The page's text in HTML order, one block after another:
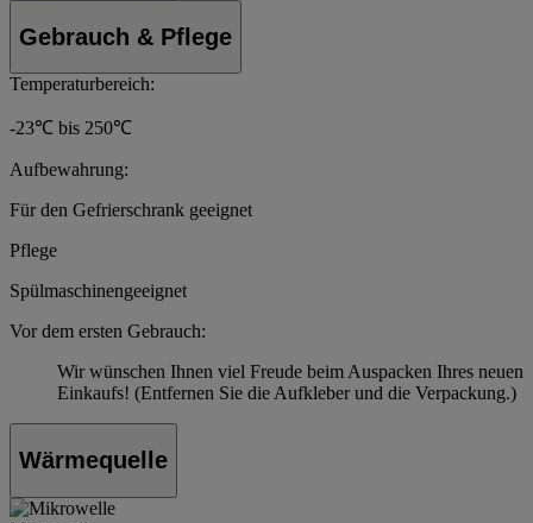
Gebrauch & Pflege
Temperaturbereich:
-23℃ bis 250℃
Aufbewahrung:
Für den Gefrierschrank geeignet
Pflege
Spülmaschinengeeignet
Vor dem ersten Gebrauch:
Wir wünschen Ihnen viel Freude beim Auspacken Ihres neuen
Einkaufs! (Entfernen Sie die Aufkleber und die Verpackung.)
Wärmequelle